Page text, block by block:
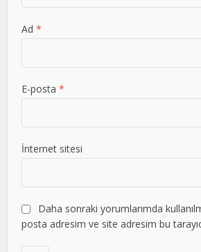
Ad*
E-posta*
İnternet sitesi
Daha sonraki yorumlarımda
posta adresim ve site adresim bu